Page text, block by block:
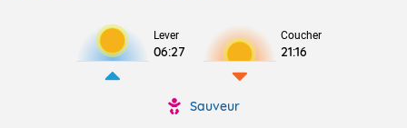
Lever
06:27
Coucher
21:16
Sauveur